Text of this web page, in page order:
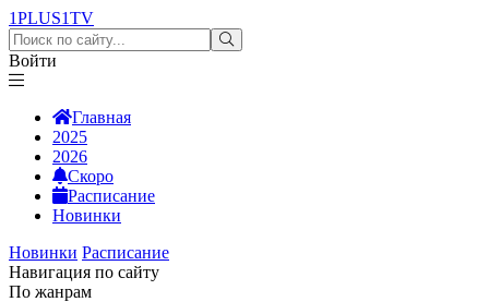
1PLUS1TV
Войти
Главная
2025
2026
Скоро
Расписание
Новинки
Новинки Расписание
Навигация по сайту
По жанрам